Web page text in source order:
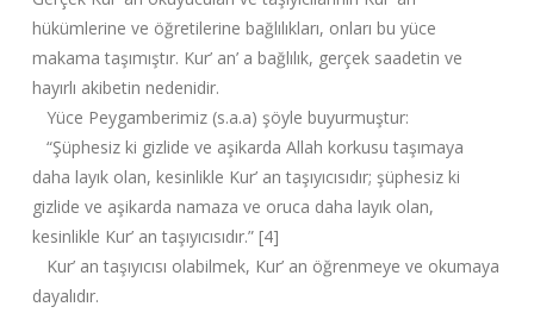
hükümlerine ve öğretilerine bağlılıkları, onları bu yüce
makama taşımıştır. Kur’ an’ a bağlılık, gerçek saadetin ve
hayırlı akibetin nedenidir.
Yüce Peygamberimiz (s.a.a) şöyle buyurmuştur:
“Şüphesiz ki gizlide ve aşikarda Allah korkusu taşımaya
daha layık olan, kesinlikle Kur’ an taşıyıcısıdır; şüphesiz ki
gizlide ve aşikarda namaza ve oruca daha layık olan,
kesinlikle Kur’ an taşıyıcısıdır.” [4]
Kur’ an taşıyıcısı olabilmek, Kur’ an öğrenmeye ve okumaya
dayalıdır.